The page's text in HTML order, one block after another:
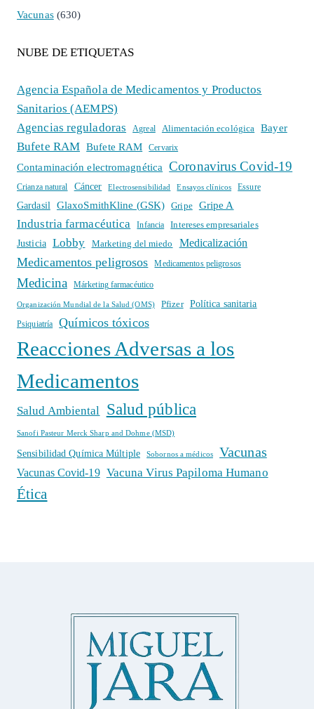
Vacunas(630)
NUBE DE ETIQUETAS
Agencia Española de Medicamentos y Productos
Sanitarios (AEMPS)
Agencias reguladoras
Agreal Alimentación ecológica Bayer
Bufete RAM Bufete RAM Cervarix
Contaminación electromagnética Coronavirus Covid-19
Crianza natural Cáncer Electrosensibilidad Ensayos clínicos Essure
Gardasil GlaxoSmithKline (GSK) Gripe Gripe A
Industria farmacéutica Infancia
Intereses empresariales
Justicia
Lobby Marketing del miedo Medicalización
Medicamentos peligrosos Medicamentos peligrosos
Medicina Márketing farmacéutico
Organización Mundial de la Salud (OMS) Pfizer Política sanitaria
Psiquiatría Químicos tóxicos
Reacciones Adversas a los
Medicamentos
Salud Ambiental Salud pública
Sanofi Pasteur Merck Sharp and Dohme (MSD)
Sensibilidad Química Múltiple Sobornos a médicos Vacunas
Vacunas Covid-19 Vacuna Virus Papiloma Humano
Ética